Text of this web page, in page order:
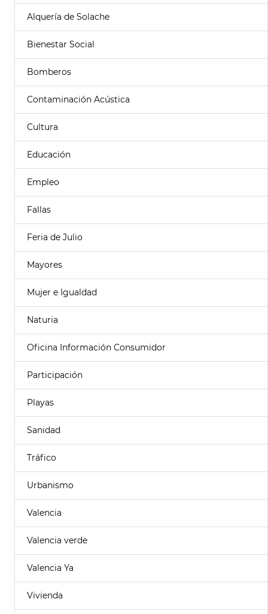
Alquería de Solache
Bienestar Social
Bomberos
Contaminación Acústica
Cultura
Educación
Empleo
Fallas
Feria de Julio
Mayores
Mujer e Igualdad
Naturia
Oficina Información Consumidor
Participación
Playas
Sanidad
Tráfico
Urbanismo
Valencia
Valencia verde
Valencia Ya
Vivienda